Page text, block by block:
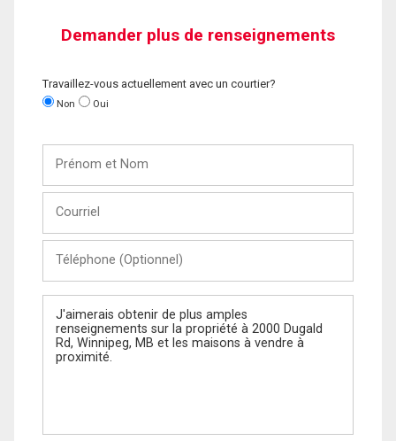
Demander plus de renseignements
Travaillez-vous actuellement avec un courtier?
Non Oui
Nom
(Optionnel)
Message